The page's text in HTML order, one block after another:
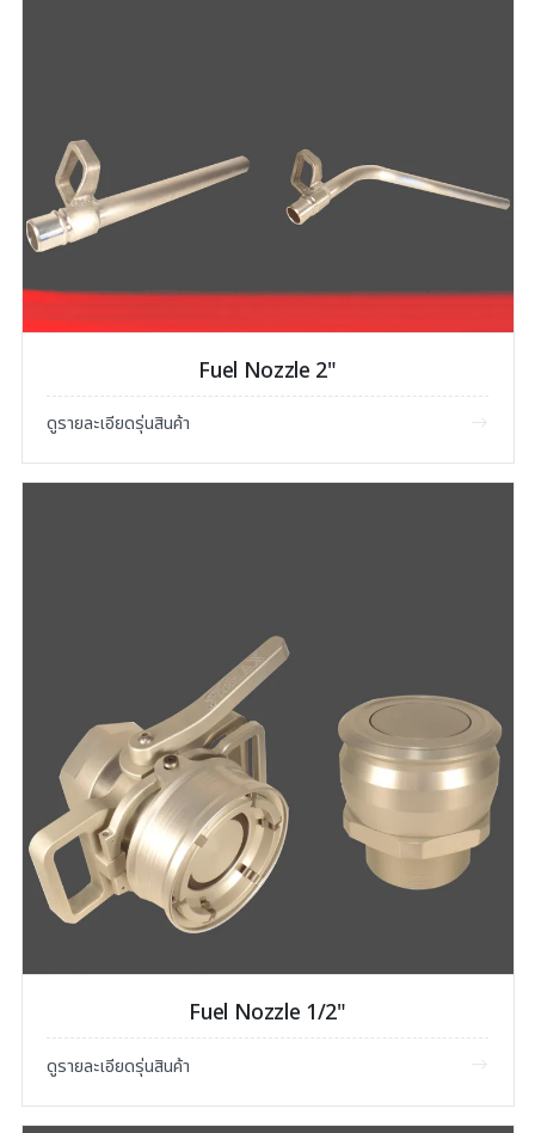
Fuel Nozzle 2"
ดูรายละเอียดรุ่นสินค้า
Fuel Nozzle 1/2"
ดูรายละเอียดรุ่นสินค้า